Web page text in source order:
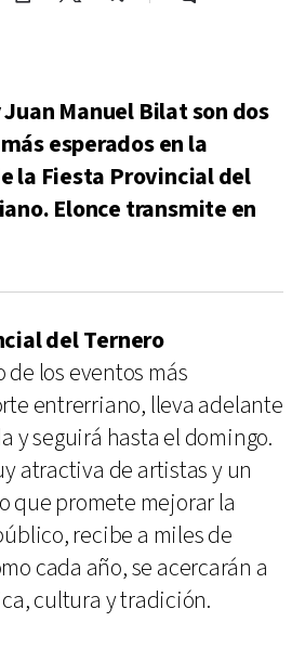
Manuel Bilat son dos
esperados en la
la Fiesta Provincial del
Elonce transmite en
del Ternero
de los eventos más
entrerriano, lleva adelante
y seguirá hasta el domingo.
atractiva de artistas y un
que promete mejorar la
recibe a miles de
cada año, se acercarán a
cultura y tradición.